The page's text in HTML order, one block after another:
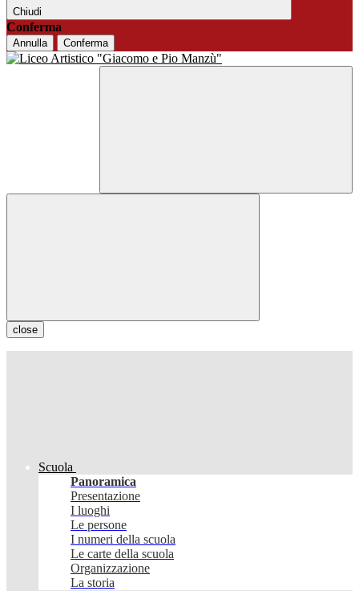
Chiudi
Conferma
Annulla Conferma
close
Scuola
Panoramica
Presentazione
I luoghi
Le persone
I numeri della scuola
Le carte della scuola
Organizzazione
La storia